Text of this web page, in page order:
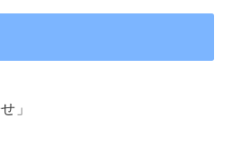
」